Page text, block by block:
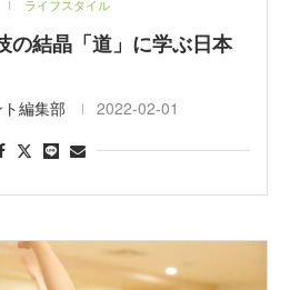
ライフスタイル
の結晶「道」に学ぶ日本
編集部 2022-02-01